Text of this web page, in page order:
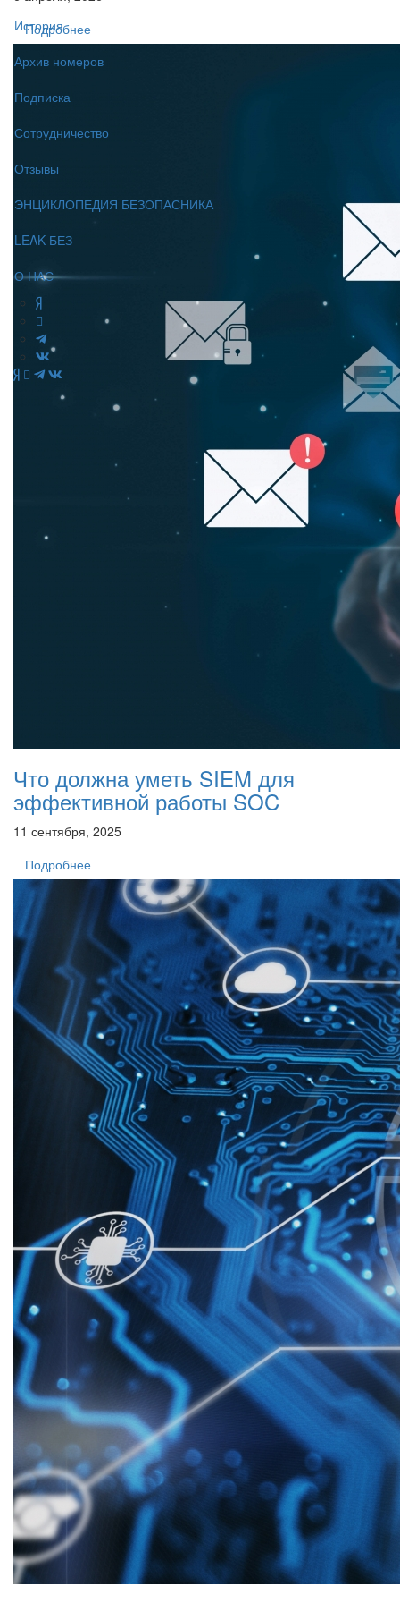
История
Архив номеров
Подписка
Сотрудничество
Отзывы
ЭНЦИКЛОПЕДИЯ БЕЗОПАСНИКА
LEAK-БЕЗ
О НАС
Подробнее
Что должна уметь SIEM для
эффективной работы SOC
11 сентября, 2025
Подробнее